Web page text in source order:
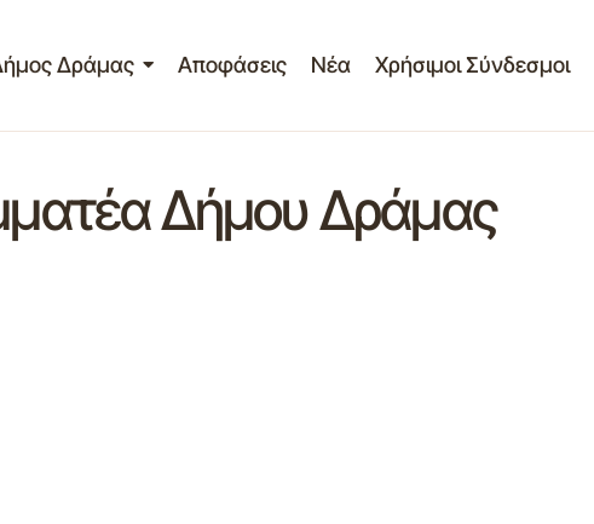
Δράμας Αποφάσεις Νέα Χρήσιμοι Σύνδεσμοι
Δήμου Δράμας